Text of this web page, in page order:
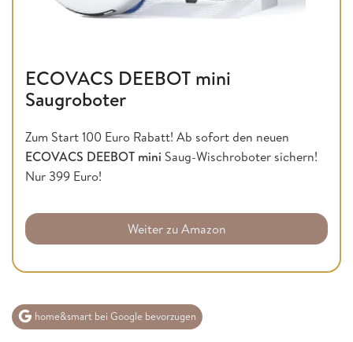
ECOVACS DEEBOT mini
Saugroboter
Zum Start 100 Euro Rabatt! Ab sofort den neuen
ECOVACS DEEBOT mini Saug-Wischroboter sichern!
Nur 399 Euro!
Weiter zu Amazon
home&smart bei Google bevorzugen